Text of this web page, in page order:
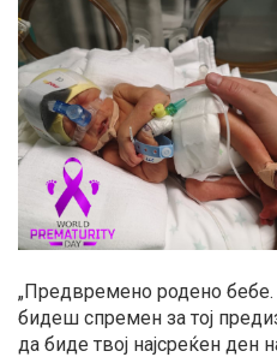
„Предвремено родено
бидеш спремен за тој
да биде твој најсреќен ден